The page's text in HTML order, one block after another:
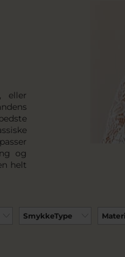
eller
og
helt
SmykkeType